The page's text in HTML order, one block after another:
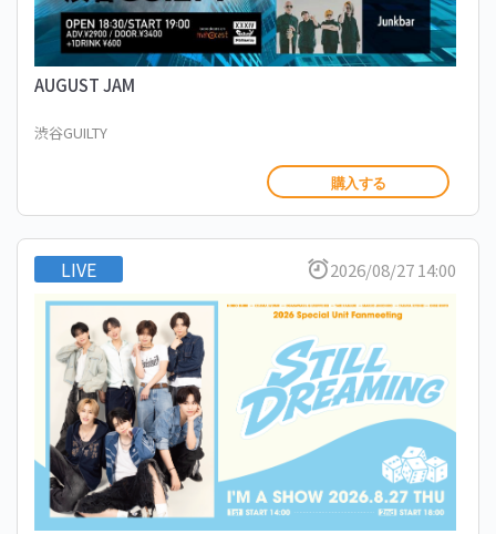
AUGUST JAM
渋谷GUILTY
購入する
LIVE 2026/08/27 14:00